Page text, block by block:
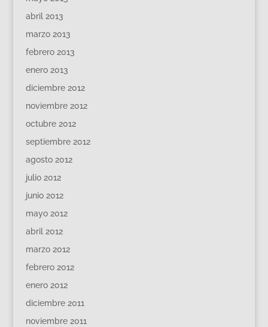
abril 2013
marzo 2013
febrero 2013
enero 2013
diciembre 2012
noviembre 2012
octubre 2012
septiembre 2012
agosto 2012
julio 2012
junio 2012
mayo 2012
abril 2012
marzo 2012
febrero 2012
enero 2012
diciembre 2011
noviembre 2011